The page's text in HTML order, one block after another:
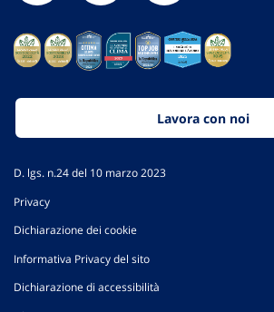
Lavora con noi
D. lgs. n.24 del 10 marzo 2023
Privacy
Dichiarazione dei cookie
Informativa Privacy del sito
Dichiarazione di accessibilità